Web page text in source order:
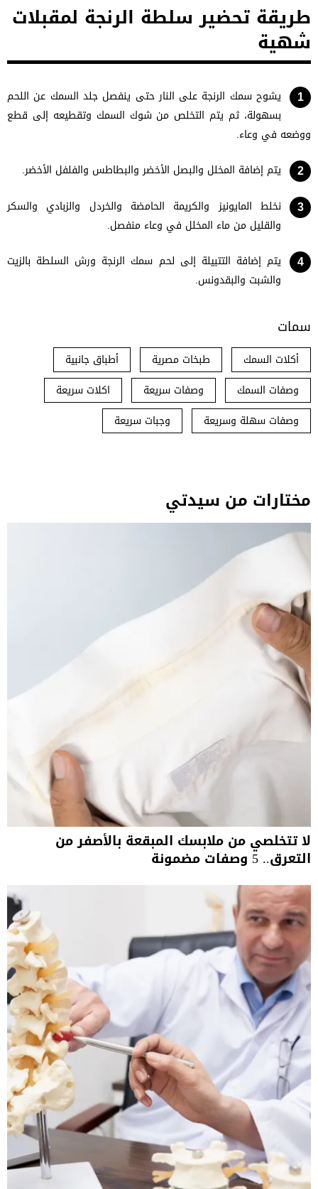
طريقة تحضير سلطة الرنجة لمقبلات
شهية
يشوح سمك الرنجة على النار حتى ينفصل جلد السمك عن اللحم
بسهولة، ثم يتم التخلص من شوك السمك وتقطيعه إلى قطع
ووضعه في وعاء.
يتم إضافة المخلل والبصل الأخضر والبطاطس والفلفل الأخضر.
نخلط المايونيز والكريمة الحامضة والخردل والزبادي والسكر
والقليل من ماء المخلل في وعاء منفصل.
يتم إضافة التتبيلة إلى لحم سمك الرنجة ورش السلطة بالزيت
والشبت والبقدونس.
سمات
أكلات السمك طبخات مصرية
أطباق جانبية
وصفات السمك
وصفات سريعة
اكلات سريعة
وصفات سهلة وسريعة
وجبات سريعة
مختارات من سيدتي
لا تتخلصي من ملابسك المبقعة بالأصفر من
التعرق.. 5 وصفات مضمونة